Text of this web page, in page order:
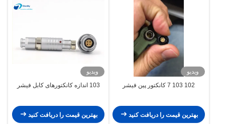
ویدیو
102 103 7 کانکتور پین فیشر
بهترین قیمت را دریافت کنید
ویدیو
103 اندازه کانکتورهای کابل فیشر
بهترین قیمت را دریافت کنید